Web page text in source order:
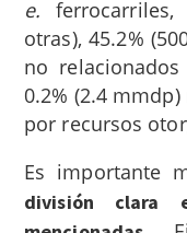
e. ferrocarriles,
otras), 45.2%
no
0.2% (2.4
por recursos
Es importante
división clara